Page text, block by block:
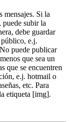
mensajes. Si la
subir la
debe guardar
e.j.
puede publicar
que sea un
que se encuentren
e.j. hotmail o
etc. Para
etiqueta [img].